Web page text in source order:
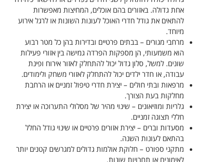
אחת גדולה. באזורים בהם אוכלים, המחיצות מאפשרות
להתאים את גודל חדרי האוכל לעונות השונות או לרגל אירוע
מיוחד.
מרחבי מגורים – בבתים פרטיים ובדירות בהן כל מטר רבוע
הוא משמעותי, הן מספקות הפרדה גמישה בין אזורי פעילות
שונים. למשל, סלון גדול יכול להתחלק לאזור אירוח ופינת
עבודה, או חדר ילדים יכול להתחלק לאזורי משחק ולימודים.
מרפאות ובתי חולים – יצירת חדרי טיפול זמניים או הרחבת
מחלקות בעת הצורך.
גלריות ומוזיאונים – שינוי מהיר של מסלולי התערוכה או יצירת
חללי תצוגה זמניים.
מסעדות וברים – יצירת אזורים פרטיים או שינוי גודל החלל
בהתאם לעונות השנה.
מתקני ספורט – חלוקת אולמות גדולים למגרשים קטנים יותר
לאימונים או תחרויות שונות.